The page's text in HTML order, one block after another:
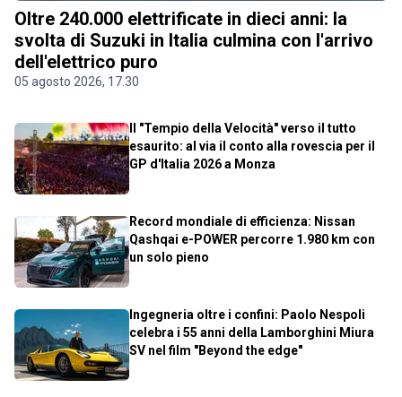
Oltre 240.000 elettrificate in dieci anni: la
svolta di Suzuki in Italia culmina con l'arrivo
dell'elettrico puro
05 agosto 2026, 17.30
Il "Tempio della Velocità" verso il tutto
esaurito: al via il conto alla rovescia per il
GP d'Italia 2026 a Monza
Record mondiale di efficienza: Nissan
Qashqai e-POWER percorre 1.980 km con
un solo pieno
Ingegneria oltre i confini: Paolo Nespoli
celebra i 55 anni della Lamborghini Miura
SV nel film "Beyond the edge"